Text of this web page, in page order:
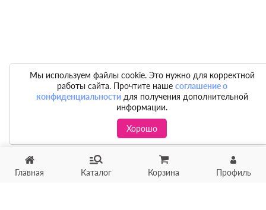
Главная Каталог Корзина Профиль
Мы используем файлы cookie. Это нужно для корректной
работы сайта. Прочтите наше соглашение о
конфиденциальностидля получения дополнительной
информации.
Хорошо